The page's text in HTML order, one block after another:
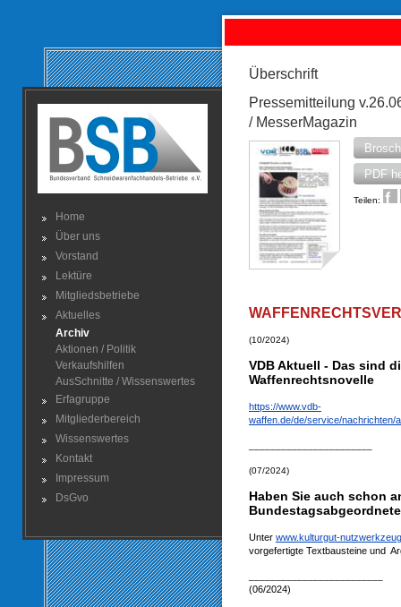
Home
Über uns
Vorstand
Lektüre
Mitgliedsbetriebe
Aktuelles
Archiv
Aktionen / Politik
Verkaufshilfen
AusSchnitte / Wissenswertes
Erfagruppe
Mitgliederbereich
Wissenswertes
Kontakt
Impressum
DsGvo
Überschrift
Pressemitteilung
/ MesserMagazin
PDF
Teilen:
(10/2024)
VDB Aktuell - Das sind
Waffenrechtsnovelle
https://www.vdb-
waffen.de/de/service/nachrichten/
(07/2024)
Haben Sie auch schon
Unter www.kulturgut-
vorgefertigte Textbausteine und
(06/2024)